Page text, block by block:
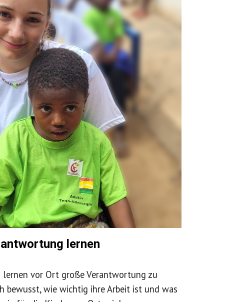
lernen
lernen vor Ort große Verantwortung zu
bewusst, wie wichtig ihre Arbeit ist und was